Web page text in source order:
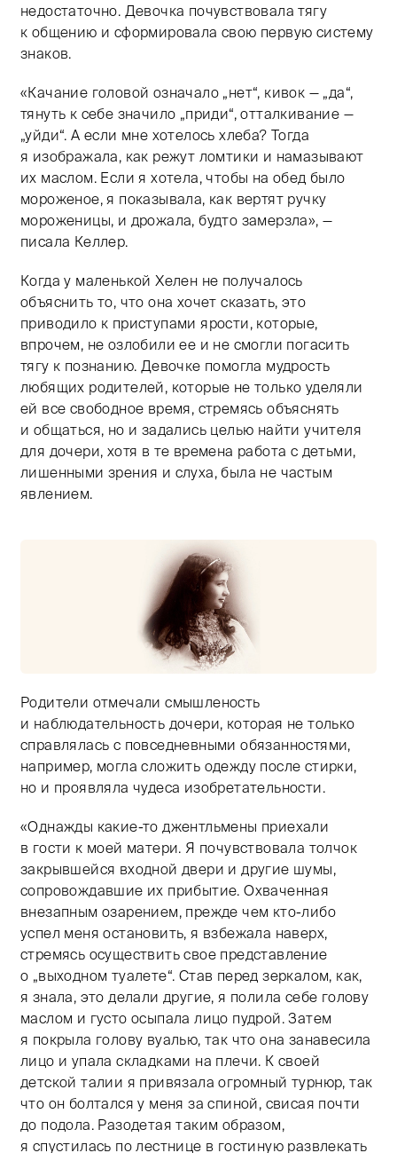
недостаточно. Девочка почувствовала тягу
к общению и сформировала свою первую систему
знаков.
«Качание головой означало „нет“, кивок — „да“,
тянуть к себе значило „приди“, отталкивание —
„уйди“. А если мне хотелось хлеба? Тогда
я изображала, как режут ломтики и намазывают
их маслом. Если я хотела, чтобы на обед было
мороженое, я показывала, как вертят ручку
мороженицы, и дрожала, будто замерзла», —
писала Келлер.
Когда у маленькой Хелен не получалось
объяснить то, что она хочет сказать, это
приводило к приступами ярости, которые,
впрочем, не озлобили ее и не смогли погасить
тягу к познанию. Девочке помогла мудрость
любящих родителей, которые не только уделяли
ей все свободное время, стремясь объяснять
и общаться, но и задались целью найти учителя
для дочери, хотя в те времена работа с детьми,
лишенными зрения и слуха, была не частым
явлением.
Тифлокомментарий: черно-белая фотография.
Родители отмечали смышленость
и наблюдательность дочери, которая не только
справлялась с повседневными обязанностями,
например, могла сложить одежду после стирки,
но и проявляла чудеса изобретательности.
«Однажды какие-то джентльмены приехали
в гости к моей матери. Я почувствовала толчок
закрывшейся входной двери и другие шумы,
сопровождавшие их прибытие. Охваченная
внезапным озарением, прежде чем кто-либо
успел меня остановить, я взбежала наверх,
стремясь осуществить свое представление
о „выходном туалете“. Став перед зеркалом, как,
я знала, это делали другие, я полила себе голову
маслом и густо осыпала лицо пудрой. Затем
я покрыла голову вуалью, так что она занавесила
лицо и упала складками на плечи. К своей
детской талии я привязала огромный турнюр, так
что он болтался у меня за спиной, свисая почти
до подола. Разодетая таким образом,
я спустилась по лестнице в гостиную развлекать